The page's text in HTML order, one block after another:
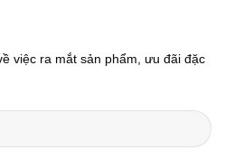
việc ra mắt sản phẩm, ưu đãi đặc